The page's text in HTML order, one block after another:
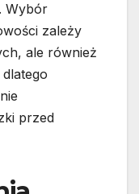
Wybór
zależy
ale również
przed